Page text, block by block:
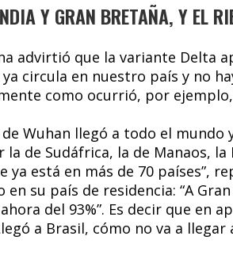
Y GRAN BRETAÑA, Y EL
advirtió que la variante Delta
circula en nuestro país y no
como ocurrió, por
Wuhan llegó a todo el mundo
de Sudáfrica, la de Manaos,
ya está en más de 70 países”,
su país de residencia: “A
del 93%”. Es decir que en
a Brasil, cómo no va a llegar